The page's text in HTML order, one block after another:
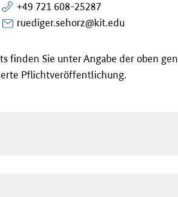
+49 721 608-25287
ruediger.sehorz@kit.edu
finden Sie unter Angabe der oben
Pflichtveröffentlichung.